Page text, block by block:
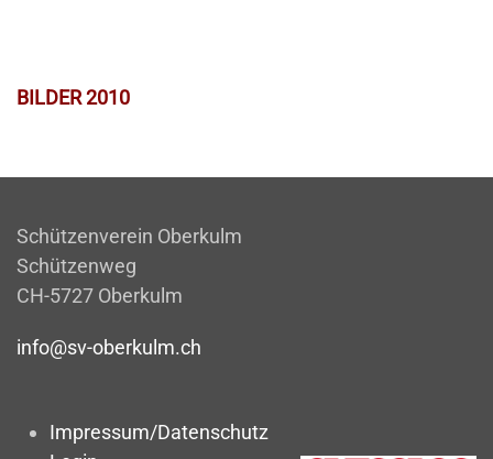
BILDER 2010
Schützenverein Oberkulm
Schützenweg
CH-5727 Oberkulm
info@sv-oberkulm.ch
Impressum/Datenschutz